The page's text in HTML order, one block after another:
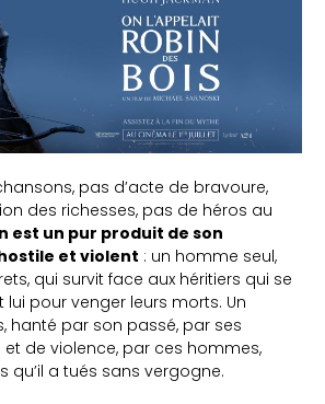
pas d’acte de bravoure,
des richesses, pas de héros au
est un pur produit de son
et violent : un homme seul,
qui survit face aux héritiers qui se
pour venger leurs morts. Un
hanté par son passé, par ses
de violence, par ces hommes,
qu’il a tués sans vergogne.